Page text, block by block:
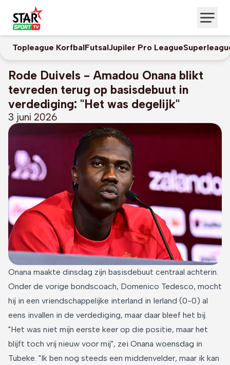
Topleague KorfbalFutsalJupiler Pro League
Rode Duivels - Amadou Onana blikt
tevreden terug op basisdebuut in
verdediging: "Het was degelijk"
3 juni 2026
Onana maakte dinsdag zijn basisdebuut centraal achterin.
Onder de vorige bondscoach, Domenico Tedesco, mocht
hij in een vriendschappelijke interland in Ierland (0-0) al
eens invallen in de verdediging, maar daar bleef het bij.
"Het was niet mijn eerste keer op die positie, maar het
blijft toch vrij nieuw voor mij", zei Onana woensdag in
Tubeke. "Ik ben nog steeds een middenvelder, maar ik kan